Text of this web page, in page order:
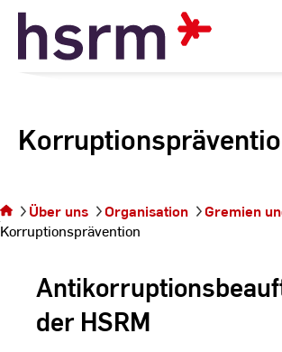
Skip
Content
Sie befinden sich auf
der Seite
Korruptionsprävention
Über uns Organisation
Gremien
Korruptionsprävention
der HSRM